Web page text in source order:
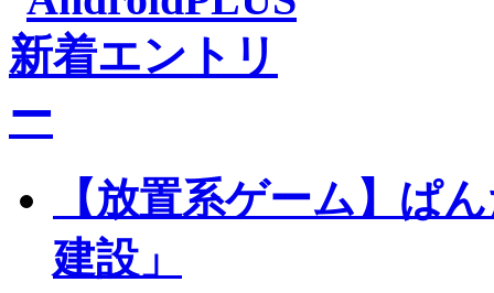
【放置系ゲーム】ぱ
建設」